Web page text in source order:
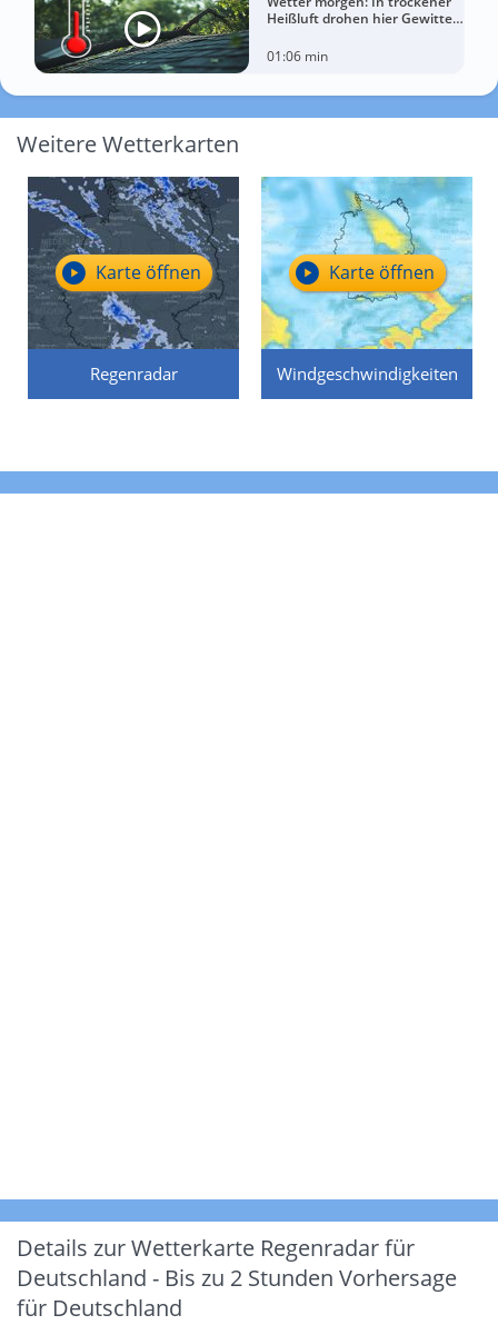
Heißluft drohen hier Gewitter
01:06 min
Weitere Wetterkarten
Regenradar
Karte öffnen
Windgeschwindigkeiten
Karte öffnen
Details zur Wetterkarte Regenradar für
Deutschland - Bis zu 2 Stunden Vorhersage
für Deutschland